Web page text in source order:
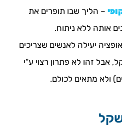
– הליך שבו תופרים את
אותה ללא ניתוח.
אופציה יעילה לאנשים שצריכים
אבל זהו לא פתרון רצוי ע"י
ולא מתאים לכולם.